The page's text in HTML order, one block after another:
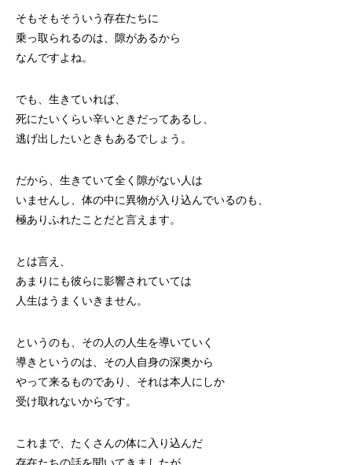
そもそもそういう存在たちに
乗っ取られるのは、隙があるから
なんですよね。
でも、生きていれば、
死にたいくらい辛いときだってあるし、
逃げ出したいときもあるでしょう。
だから、生きていて全く隙がない人は
いませんし、体の中に異物が入り込んでいるのも、
極ありふれたことだと言えます。
とは言え、
あまりにも彼らに影響されていては
人生はうまくいきません。
というのも、その人の人生を導いていく
導きというのは、その人自身の深奥から
やって来るものであり、それは本人にしか
受け取れないからです。
これまで、たくさんの体に入り込んだ